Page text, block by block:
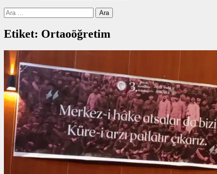
Arama:
Etiket: Ortaoöğretim